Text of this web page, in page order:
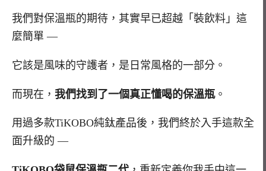
我們對保溫瓶的期待，其實早已超越「裝飲料」這
麼簡單 —
它該是風味的守護者，是日常風格的一部分。
而現在， 我們找到了一個真正懂喝的保溫瓶。
用過多款TiKOBO純鈦產品後，我們終於入手這款全
面升級的 —